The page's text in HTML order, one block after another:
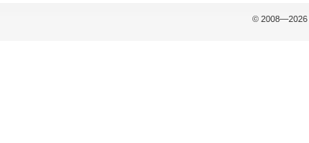
© 2008—2026